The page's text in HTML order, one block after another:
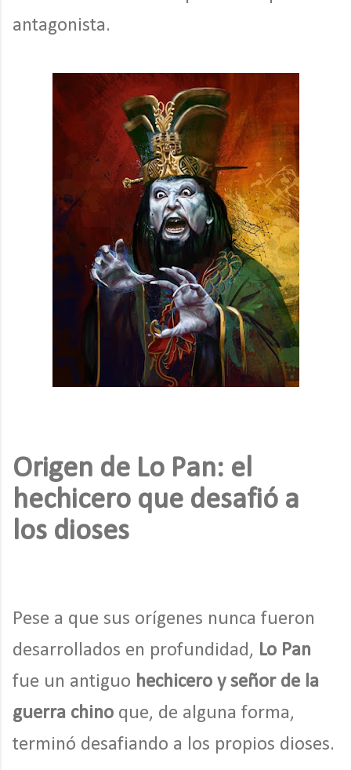
antagonista.
Origen de Lo Pan: el
hechicero que desafió a
los dioses
Pese a que sus orígenes nunca fueron
desarrollados en profundidad, Lo Pan
fue un antiguo hechicero y señor de la
guerra chino que, de alguna forma,
terminó desafiando a los propios dioses.